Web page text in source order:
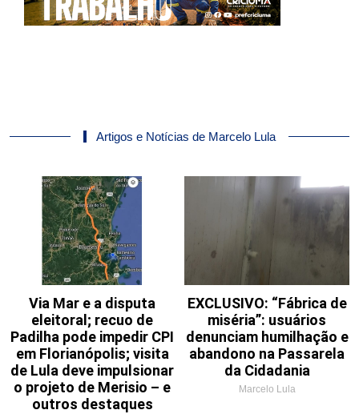
Artigos e Notícias de Marcelo Lula
Via Mar e a disputa
eleitoral; recuo de
Padilha pode impedir CPI
em Florianópolis; visita
de Lula deve impulsionar
o projeto de Merisio – e
outros destaques
EXCLUSIVO: “Fábrica de
miséria”: usuários
denunciam humilhação e
abandono na Passarela
da Cidadania
Marcelo Lula